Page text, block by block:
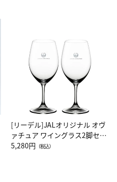
[リーデル]JALオリジナル オヴ
ァチュア ワイングラス2脚セッ
ト（レッドワイン）
5,280円 （税込）